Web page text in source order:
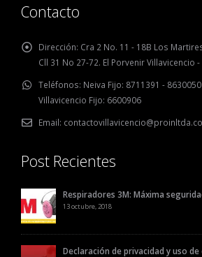
Contacto
Dirección: Cra 2 No. 11 - 18B Los
Cll 31 No 27-72. El Porvenir Villavicencio -
Teléfonos: Neiva Fijo: 8711391 -
Villavicencio Fijo: 6600906
Email:
Post Recientes
Respiradores 3M: Máxima
13 octubre, 2018
Declaración de privacidad y uso de